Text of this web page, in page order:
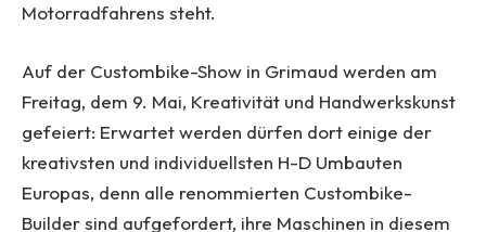
Motorradfahrens steht.
Auf der Custombike-Show in Grimaud werden am
Freitag, dem 9. Mai, Kreativität und Handwerkskunst
gefeiert: Erwartet werden dürfen dort einige der
kreativsten und individuellsten H-D Umbauten
Europas, denn alle renommierten Custombike-
Builder sind aufgefordert, ihre Maschinen in diesem